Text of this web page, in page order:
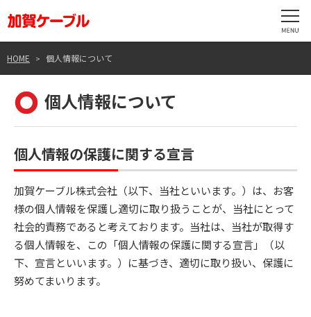
HOME 個人情報について
個人情報について
個人情報の保護に関する宣言
加賀ケーブル株式会社（以下、当社といいます。）は、お客
様の個人情報を保護し適切に取り扱うことが、当社にとって
社会的責務であると考えております。当社は、当社が取得す
る個人情報を、この「個人情報の保護に関する宣言」（以
下、宣言といいます。）に基づき、適切に取り扱い、保護に
努めてまいります。